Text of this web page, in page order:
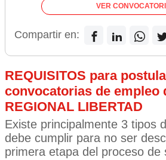
VER
Compartir en:
REQUISITOS para
convocatorias de empleo
REGIONAL LIBERTAD
Existe principalmente 3 tipos
debe cumplir para no ser
primera etapa del proceso de